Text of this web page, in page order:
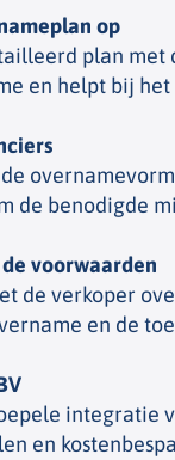
op
plan met
en helpt bij
de benodigde
voorwaarden
de verkoper
en de
integratie
en